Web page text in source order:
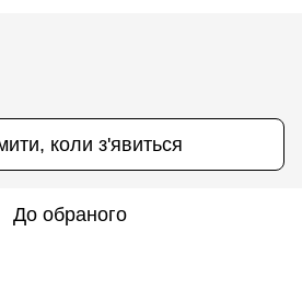
коли з'явиться
До обраного